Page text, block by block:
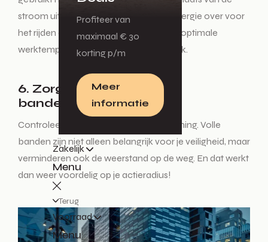
Profiteer van
maximaal € 30
korting p/m
Meer
informatie
Zakelijk
Menu
Terug
Voorraad
Menu
stroom uit uw accu. Zo houd u meer energie over voor
het rijden en is het accupakket al op de optimale
werktemperatuur gekomen vóór vertrek.
6. Zorg voor de juiste
bandenspanning
Controleer regelmatig uw bandenspanning. Volle
banden zijn niet alleen belangrijk voor je veiligheid, maar
verminderen ook de weerstand op de weg. En dat werkt
dan weer voordelig op je actieradius!